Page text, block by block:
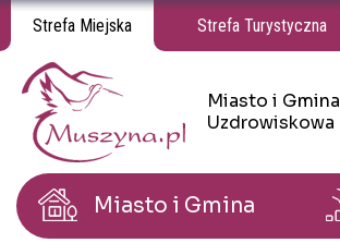
Strefa Miejska Strefa Turystyczna
Miasto i Gmina Uzdrowiskowa
Miasto i Gmina
Uzdrowiskowa
Miasto i Gmina Uzdrowiskowa Muszyna
Miasto i Gmina